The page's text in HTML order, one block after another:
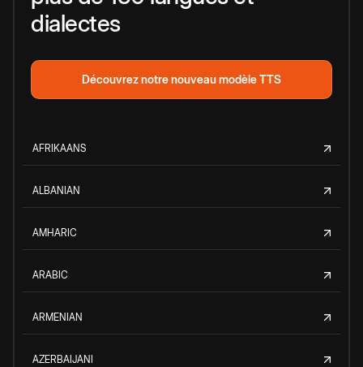
dialectes
Découvrez notre nouveau modèle TTS
AFRIKAANS
ALBANIAN
AMHARIC
ARABIC
ARMENIAN
AZERBAIJANI